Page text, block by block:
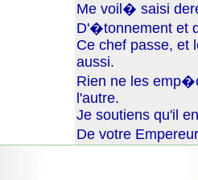
Me voil� saisi
D'�tonnement et
Ce chef passe, et
aussi.
Rien ne les
l'autre.
Je soutiens qu'il
De votre